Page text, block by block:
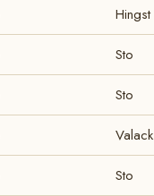
Hingst
Sto
Sto
Valack
Sto